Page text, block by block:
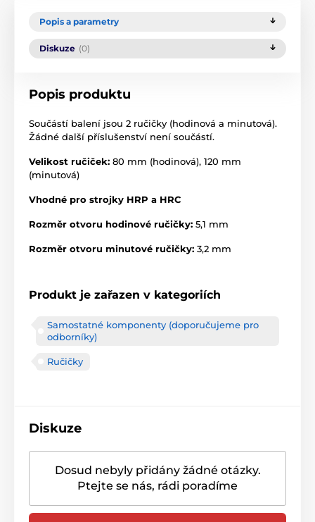
Popis a parametry
Diskuze (0)
Popis produktu
Součástí balení jsou 2 ručičky (hodinová a minutová).
Žádné další příslušenství není součástí.
Velikost ručiček: 80 mm (hodinová), 120 mm
(minutová)
Vhodné pro strojky HRP a HRC
Rozměr otvoru hodinové ručičky: 5,1 mm
Rozměr otvoru minutové ručičky: 3,2 mm
Produkt je zařazen v kategoriích
Samostatné komponenty (doporučujeme pro
odborníky)
Ručičky
Diskuze
Dosud nebyly přidány žádné otázky.
Ptejte se nás, rádi poradíme